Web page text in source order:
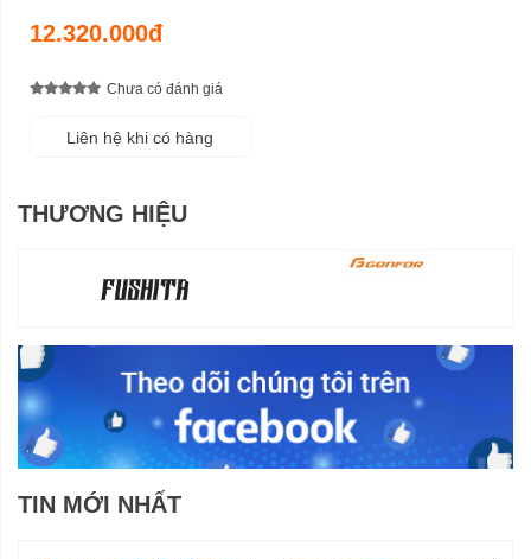
12.320.000đ
Chưa có đánh giá
Liên hệ khi có hàng
THƯƠNG HIỆU
TIN MỚI NHẤT